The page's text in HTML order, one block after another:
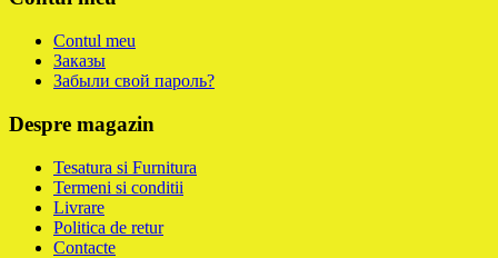
Contul meu
Заказы
Забыли свой пароль?
Despre magazin
Tesatura si Furnitura
Termeni si conditii
Livrare
Politica de retur
Contacte